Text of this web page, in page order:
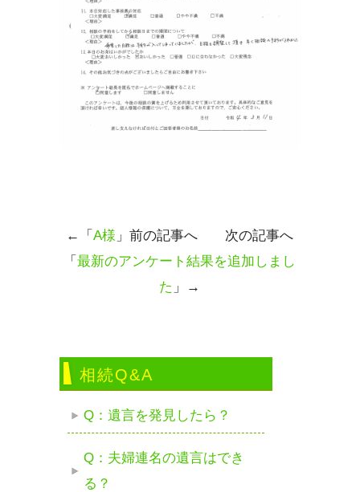
←「A様 」前の記事へ 次の記事へ
「最新のアンケート結果を追加しまし
た 」→
相続Q&A
Q：遺言を発見したら？
Q：夫婦連名の遺言はでき
る？